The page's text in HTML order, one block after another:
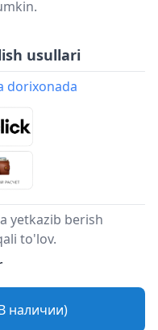
usullari
dorixonada
yetkazib berish
to'lov.
наличии)